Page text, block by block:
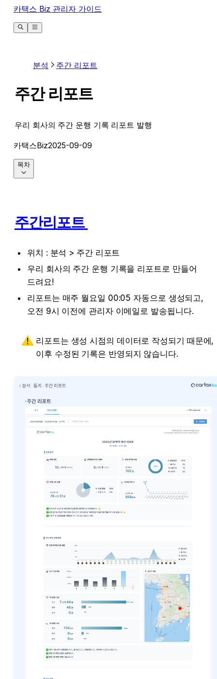
카택스 Biz 관리자 가이드
분석 주간 리포트
주간 리포트
우리 회사의 주간 운행 기록 리포트 발행
카택스Biz2025-09-09
주간리포트
위치 : 분석 > 주간 리포트
우리 회사의 주간 운행 기록을 리포트로 만들어
드려요!
리포트는 매주 월요일 00:05 자동으로 생성되고,
오전 9시 이전에 관리자 이메일로 발송됩니다.
리포트는 생성 시점의 데이터로 작성되기 때문에,
이후 수정된 기록은 반영되지 않습니다.
목차